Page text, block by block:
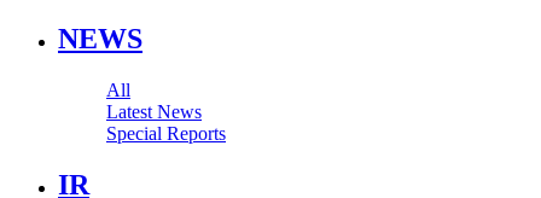
NEWS
All
Latest News
Special Reports
IR